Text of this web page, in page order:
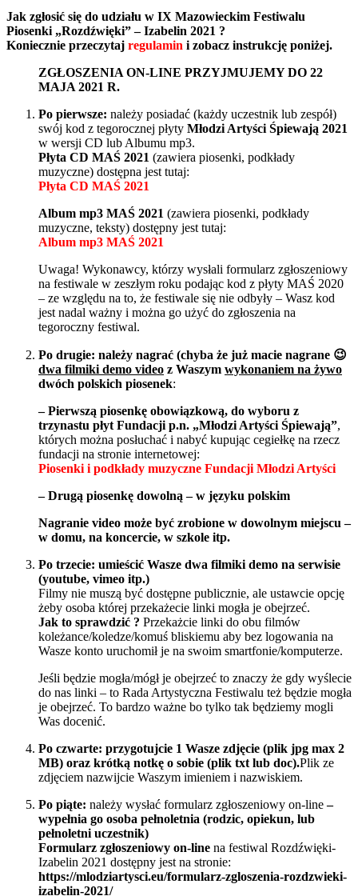
Jak zgłosić się do udziału w IX Mazowieckim Festiwalu
Piosenki „Rozdźwięki” – Izabelin 2021 ?
Koniecznie przeczytaj regulamin i zobacz instrukcję poniżej.
ZGŁOSZENIA ON-LINE PRZYJMUJEMY DO 22
MAJA 2021 R.
Po pierwsze: należy posiadać (każdy uczestnik lub zespół)
swój kod z tegorocznej płyty Młodzi Artyści Śpiewają 2021
w wersji CD lub Albumu mp3.
Płyta CD MAŚ 2021 (zawiera piosenki, podkłady
muzyczne) dostępna jest tutaj:
Płyta CD MAŚ 2021
Album mp3 MAŚ 2021 (zawiera piosenki, podkłady
muzyczne, teksty) dostępny jest tutaj:
Album mp3 MAŚ 2021
Uwaga! Wykonawcy, którzy wysłali formularz zgłoszeniowy
na festiwale w zeszłym roku podając kod z płyty MAŚ 2020
– ze względu na to, że festiwale się nie odbyły – Wasz kod
jest nadal ważny i można go użyć do zgłoszenia na
tegoroczny festiwal.
Po drugie: należy nagrać (chyba że już macie nagrane 😉
dwa filmiki demo video z Waszym wykonaniem na żywo
dwóch polskich piosenek:
– Pierwszą piosenkę obowiązkową, do wyboru z
trzynastu płyt Fundacji p.n. „Młodzi Artyści Śpiewają”,
których można posłuchać i nabyć kupując cegiełkę na rzecz
fundacji na stronie internetowej:
Piosenki i podkłady muzyczne Fundacji Młodzi Artyści
– Drugą piosenkę dowolną – w języku polskim
Nagranie video może być zrobione w dowolnym miejscu –
w domu, na koncercie, w szkole itp.
Po trzecie: umieścić Wasze dwa filmiki demo na serwisie
(youtube, vimeo itp.)
Filmy nie muszą być dostępne publicznie, ale ustawcie opcję
żeby osoba której przekażecie linki mogła je obejrzeć.
Jak to sprawdzić ? Przekażcie linki do obu filmów
koleżance/koledze/komuś bliskiemu aby bez logowania na
Wasze konto uruchomił je na swoim smartfonie/komputerze.
Jeśli będzie mogła/mógł je obejrzeć to znaczy że gdy wyślecie
do nas linki – to Rada Artystyczna Festiwalu też będzie mogła
je obejrzeć. To bardzo ważne bo tylko tak będziemy mogli
Was docenić.
Po czwarte: przygotujcie 1 Wasze zdjęcie (plik jpg max 2
MB) oraz krótką notkę o sobie (plik txt lub doc).Plik ze
zdjęciem nazwijcie Waszym imieniem i nazwiskiem.
Po piąte: należy wysłać formularz zgłoszeniowy on-line–
wypełnia go osoba pełnoletnia (rodzic, opiekun, lub
pełnoletni uczestnik)
Formularz zgłoszeniowy on-line na festiwal Rozdźwięki-
Izabelin 2021 dostępny jest na stronie:
https://mlodziartysci.eu/formularz-zgloszenia-rozdzwieki-
izabelin-2021/